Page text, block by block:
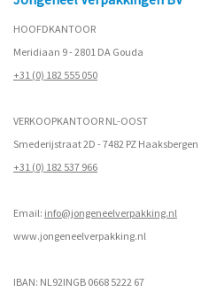
HOOFDKANTOOR
Meridiaan 9 - 2801 DA Gouda
+31 (0) 182 555 050
VERKOOPKANTOOR NL-OOST
Smederijstraat 2D - 7482 PZ Haaksbergen
+31 (0) 182 537 966
Email: info@jongeneelverpakking.nl
www.jongeneelverpakking.nl
IBAN: NL92INGB 0668 5222 67